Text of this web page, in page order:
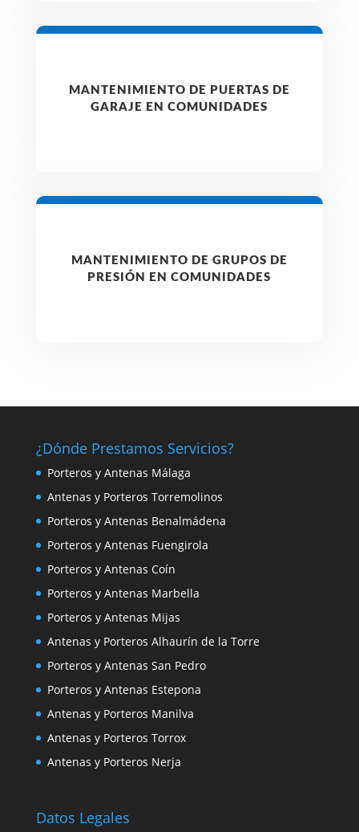
MANTENIMIENTO DE PUERTAS DE
GARAJE EN COMUNIDADES
MANTENIMIENTO DE GRUPOS DE
PRESIÓN EN COMUNIDADES
¿Dónde Prestamos Servicios?
Porteros y Antenas Málaga
Antenas y Porteros Torremolinos
Porteros y Antenas Benalmádena
Porteros y Antenas Fuengirola
Porteros y Antenas Coín
Porteros y Antenas Marbella
Porteros y Antenas Mijas
Antenas y Porteros Alhaurín de la Torre
Porteros y Antenas San Pedro
Porteros y Antenas Estepona
Antenas y Porteros Manilva
Antenas y Porteros Torrox
Antenas y Porteros Nerja
Datos Legales